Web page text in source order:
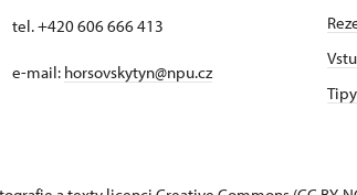
tel. +420 606 666 413
e-mail: horsovskytyn@npu.cz